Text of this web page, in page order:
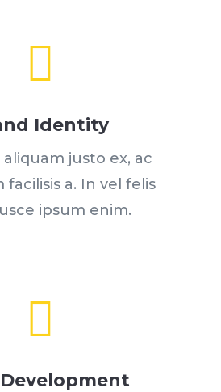

Identity
justo ex, ac
facilisis a. In vel felis
ipsum enim.
